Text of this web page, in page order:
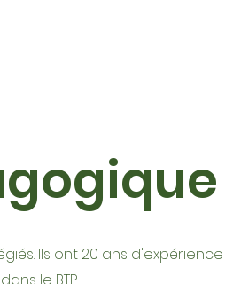
Ils ont 20 ans d'expérience